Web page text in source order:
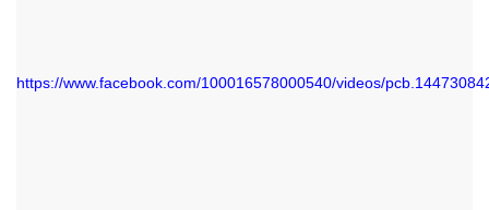
https://www.facebook.com/100016578000540/videos/